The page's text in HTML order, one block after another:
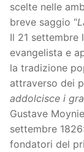
scelte nelle
breve saggio “
Il 21 settembre
evangelista e
la tradizione
attraverso dei
addolcisce i
Gustave
settembre
fondatori del